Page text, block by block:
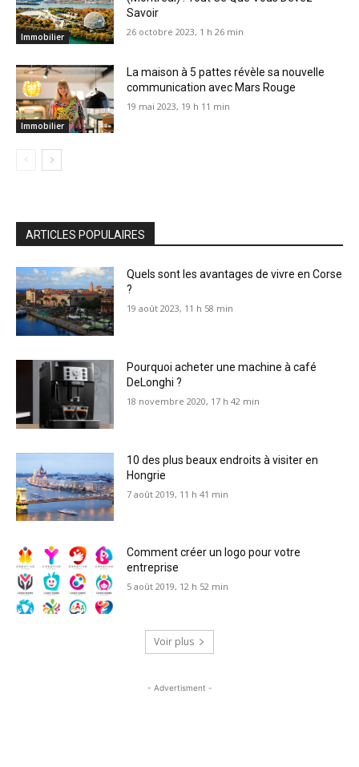
Immobilier
Savoir
26 octobre 2023, 1 h 26 min
Immobilier
La maison à 5 pattes révèle sa nouvelle
communication avec Mars Rouge
19 mai 2023, 19 h 11 min
ARTICLES POPULAIRES
Quels sont les avantages de vivre en Corse
?
19 août 2023, 11 h 58 min
Pourquoi acheter une machine à café
DeLonghi ?
18 novembre 2020, 17 h 42 min
10 des plus beaux endroits à visiter en
Hongrie
7 août 2019, 11 h 41 min
Comment créer un logo pour votre
entreprise
5 août 2019, 12 h 52 min
Voir plus
- Advertisment -